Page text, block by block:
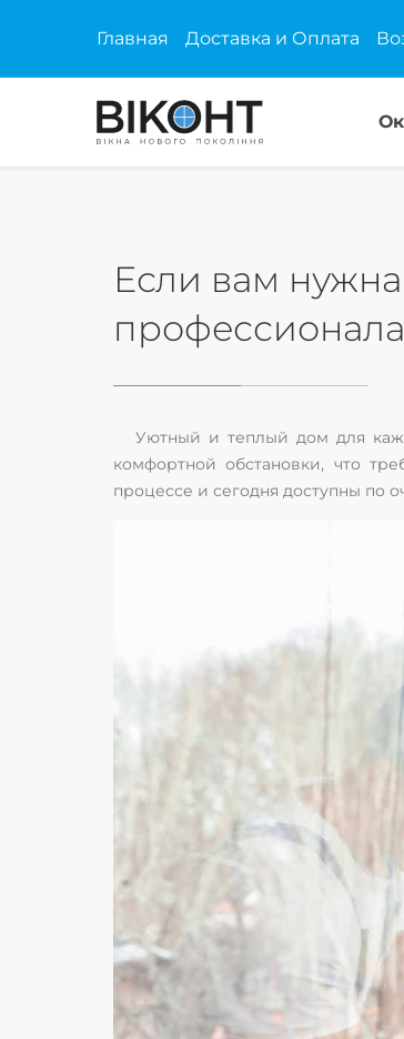
Главная Доставка и Оплата
Если вам
Уютный и теплый дом для
комфортной обстановки, что
процессе и сегодня доступны по